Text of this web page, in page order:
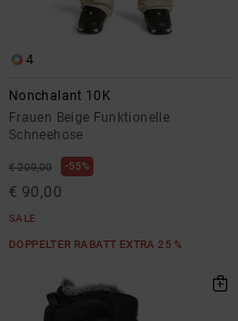
4
Nonchalant 10K
Frauen Beige Funktionelle
Schneehose
€ 200,00 55%
€ 90,00
SALE
DOPPELTER RABATT EXTRA 25 %